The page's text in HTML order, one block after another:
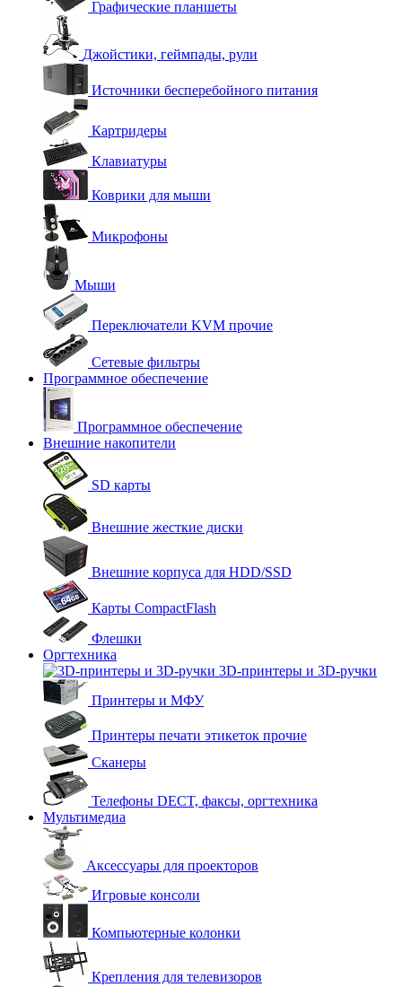
Графические планшеты
Джойстики, геймпады, рули
Источники бесперебойного питания
Картридеры
Клавиатуры
Коврики для мыши
Микрофоны
Мыши
Переключатели KVM прочие
Сетевые фильтры
Программное обеспечение
Программное обеспечение
Внешние накопители
SD карты
Внешние жесткие диски
Внешние корпуса для HDD/SSD
Карты CompactFlash
Флешки
Оргтехника
3D-принтеры и 3D-ручки
Принтеры и МФУ
Принтеры печати этикеток прочие
Сканеры
Телефоны DECT, факсы, оргтехника
Мультимедиа
Аксессуары для проекторов
Игровые консоли
Компьютерные колонки
Крепления для телевизоров